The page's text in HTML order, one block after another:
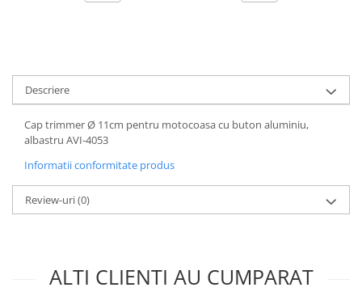
Robineti
Sisteme filtrare instalatii
Sonerii electrice
Termometre Meteo
Descriere
Cap trimmer Ø 11cm pentru motocoasa cu buton aluminiu,
albastru AVI-4053
Informatii conformitate produs
Review-uri(0)
ALTI CLIENTI AU CUMPARAT